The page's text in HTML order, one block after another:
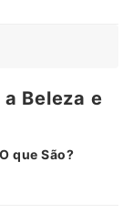
Beleza e
que São?